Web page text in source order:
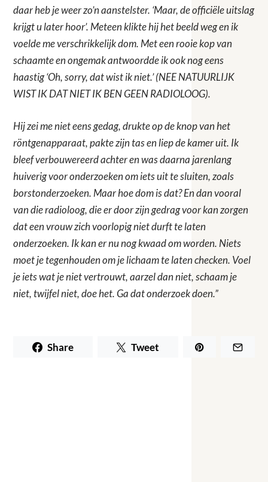
daar heb je weer zo’n aanstelster. ‘Maar, de officiële uitslag
krijgt u later hoor’. Meteen klikte hij het beeld weg en ik
voelde me verschrikkelijk dom. Met een rooie kop van
schaamte en ongemak antwoordde ik ook nog eens
haastig ‘Oh, sorry, dat wist ik niet.’ (NEE NATUURLIJK
WIST IK DAT NIET IK BEN GEEN RADIOLOOG).
Hij zei me niet eens gedag, drukte op de knop van het
röntgenapparaat, pakte zijn tas en liep de kamer uit. Ik
bleef verbouwereerd achter en was daarna jarenlang
huiverig voor onderzoeken om iets uit te sluiten, zoals
borstonderzoeken. Maar hoe dom is dat? En dan vooral
van die radioloog, die er door zijn gedrag voor kan zorgen
dat een vrouw zich voorlopig niet durft te laten
onderzoeken. Ik kan er nu nog kwaad om worden. Niets
moet je tegenhouden om je lichaam te laten checken. Voel
je iets wat je niet vertrouwt, aarzel dan niet, schaam je
niet, twijfel niet, doe het. Ga dat onderzoek doen.”
Share Tweet